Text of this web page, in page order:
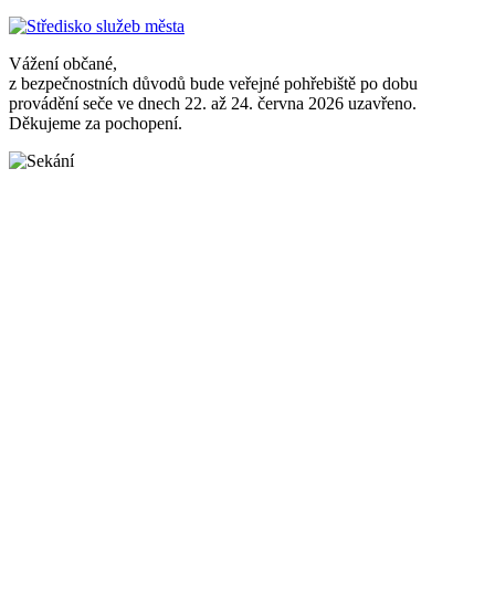
Vážení občané,
z bezpečnostních důvodů bude veřejné pohřebiště po dobu
provádění seče ve dnech 22. až 24. června 2026 uzavřeno.
Děkujeme za pochopení.